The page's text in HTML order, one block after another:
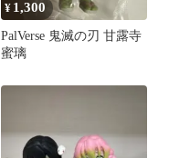
¥ 1,300
PalVerse 鬼滅の刃 甘露寺
蜜璃